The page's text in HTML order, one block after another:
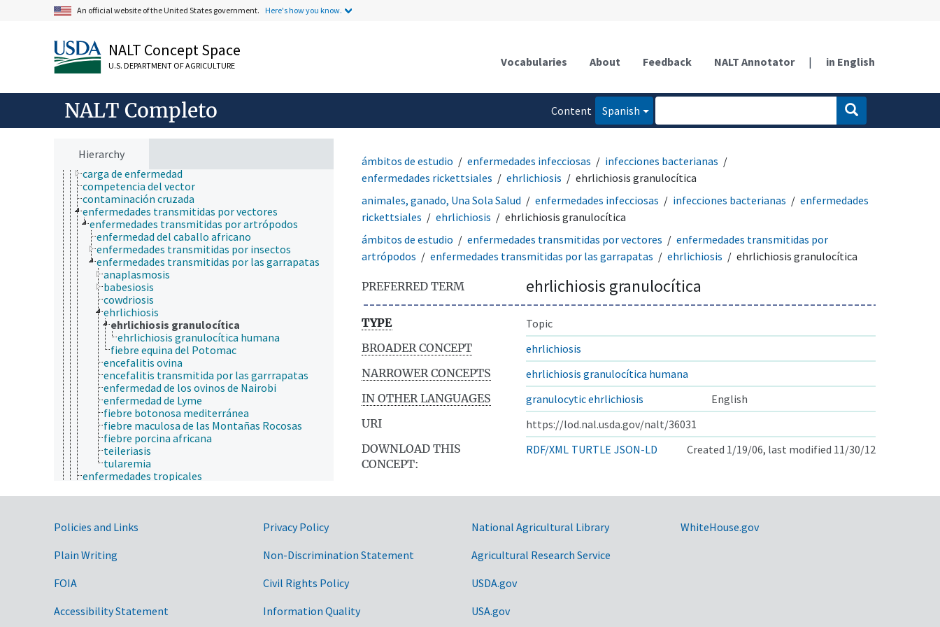
An official website of the United States government. Here's how you know.
NALT Concept Space
U.S. DEPARTMENT OF AGRICULTURE Vocabularies About Feedback NALT Annotator | in English
NALT Completo
Content
Spanish
Hierarchy
comunicación (humana)
cultura y humanidades
ecología
ecología humana
educación
embriología
brotes de enfermedades
capacidad vectorial
carga de enfermedad
competencia del vector
contaminación cruzada
enfermedades transmitidas por vectores
enfermedades transmitidas por artrópodos
enfermedad del caballo africano
enfermedades transmitidas por insectos
enfermedades transmitidas por las garrapatas
anaplasmosis
babesiosis
cowdriosis
ehrlichiosis
ehrlichiosis granulocítica
ehrlichiosis granulocítica humana
fiebre equina del Potomac
encefalitis ovina
encefalitis transmitida por las garrrapatas
enfermedad de los ovinos de Nairobi
enfermedad de Lyme
fiebre botonosa mediterránea
fiebre maculosa de las Montañas Rocosas
fiebre porcina africana
teileriasis
tularemia
enfermedades tropicales
estudios epidemiológicos
incidencia de la enfermedades
ocurrencia de la enfermedad
patogenicidad
seroconversión
ámbitos de estudio enfermedades infecciosas
infecciones bacterianas
enfermedades rickettsiales
ehrlichiosis
ehrlichiosis granulocítica
animales, ganado, Una Sola Salud
enfermedades infecciosas infecciones bacterianas
enfermedades
rickettsiales
ehrlichiosis
ehrlichiosis granulocítica
ámbitos de estudio
enfermedades transmitidas por vectores
enfermedades transmitidas por
artrópodos
enfermedades transmitidas por las garrapatas ehrlichiosis ehrlichiosis granulocítica
PREFERRED TERM ehrlichiosis granulocítica
TYPE
Topic
BROADER CONCEPT
ehrlichiosis
NARROWER CONCEPTS
ehrlichiosis granulocítica humana
IN OTHER LANGUAGES
granulocytic ehrlichiosis
English
URI
https://lod.nal.usda.gov/nalt/36031
DOWNLOAD THIS
CONCEPT:
RDF/XML TURTLE JSON-LD Created 1/19/06, last modified 11/30/12
Government Links
Policies and Links
Plain Writing
FOIA
Accessibility Statement
Privacy Policy
Non-Discrimination Statement
Civil Rights Policy
Information Quality
National Agricultural Library
Agricultural Research Service
USDA.gov
USA.gov
WhiteHouse.gov